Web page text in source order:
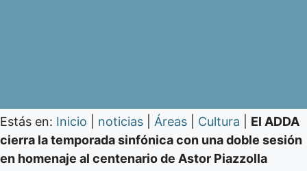
Estás en: Inicio noticias Áreas Cultura
El ADDA
cierra la temporada sinfónica con una doble sesión
en homenaje al centenario de Astor Piazzolla